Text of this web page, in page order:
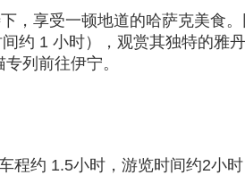
，享受一顿地道的哈萨克美食
间约 1 小时），观赏其独特的雅
列前往伊宁。
车程约 1.5小时，游览时间约2小